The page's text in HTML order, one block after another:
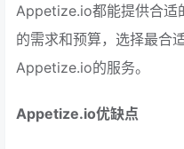
Appetize.io都能提供合适
的需求和预算，选择最合
Appetize.io的服务。
Appetize.io优缺点